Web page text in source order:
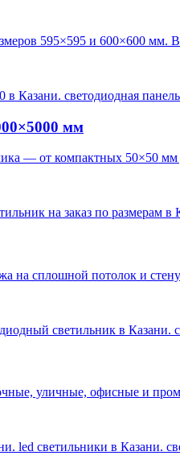
595×595 и 600×600
Казани. светодиодная
мм
— от компактных 50×50
на заказ по размерам
на сплошной потолок и
светильник в
уличные, офисные и
led светильники в Казани.